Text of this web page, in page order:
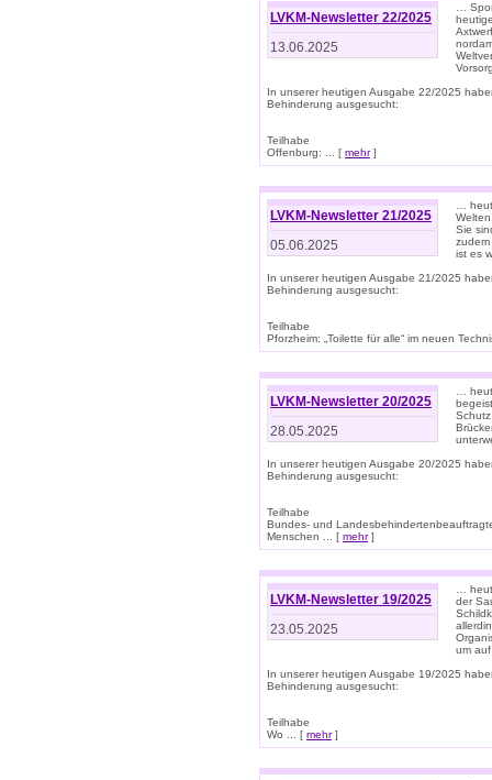
LVKM-Newsletter 22/2025
13.06.2025
…
In unserer heutigen Ausgabe 22/2025
Behinderung ausgesucht:
Teilhabe
Offenburg: ... [ mehr]
LVKM-Newsletter 21/2025
05.06.2025
…
Sie
ist es
In unserer heutigen Ausgabe 21/2025
Behinderung ausgesucht:
Teilhabe
Pforzheim: „Toilette für alle“ im neuen
LVKM-Newsletter 20/2025
28.05.2025
…
In unserer heutigen Ausgabe 20/2025
Behinderung ausgesucht:
Teilhabe
Bundes- und
Menschen ... [ mehr]
LVKM-Newsletter 19/2025
23.05.2025
…
der
um
In unserer heutigen Ausgabe 19/2025
Behinderung ausgesucht:
Teilhabe
Wo ... [ mehr]